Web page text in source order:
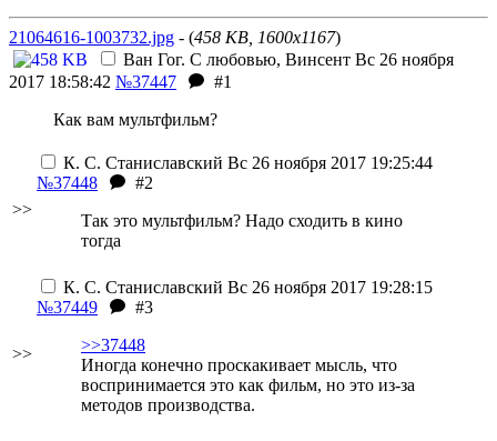
21064616-1003732.jpg - (458 KB, 1600x1167)
Ван Гог. С любовью, Винсент Вс 26 ноября
2017 18:58:42 №37447
#1
Как вам мультфильм?
>>
К. С. Станиславский Вс 26 ноября 2017 19:25:44
№37448
#2
Так это мультфильм? Надо сходить в кино
тогда
>>
К. С. Станиславский Вс 26 ноября 2017 19:28:15
№37449
#3
>>37448
Иногда конечно проскакивает мысль, что
воспринимается это как фильм, но это из-за
методов производства.